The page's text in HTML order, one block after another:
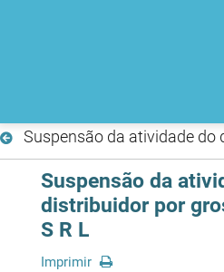
Suspensão da
distribuidor por
S R L
Imprimir